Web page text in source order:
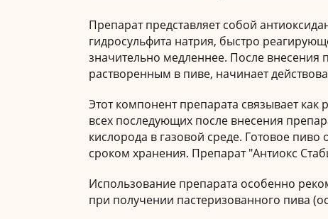
Препарат представляет собой
гидросульфита натрия, быстро
значительно медленнее. После внесения
растворенным в пиве, начинает
Этот компонент препарата связывает
всех последующих после внесения
кислорода в газовой среде. Готовое
сроком хранения. Препарат "Антиокс
Использование препарата особенно
при получении пастеризованного пива